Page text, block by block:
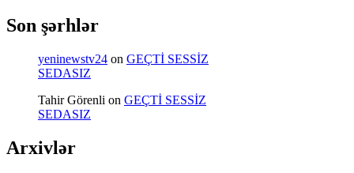
Son şərhlər
yeninewstv24 on GEÇTİ SESSİZ
SEDASIZ
Tahir Görenli on GEÇTİ SESSİZ
SEDASIZ
Arxivlər